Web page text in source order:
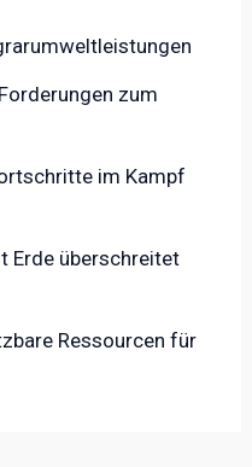
zum
im Kampf
Erde überschreitet
Ressourcen für